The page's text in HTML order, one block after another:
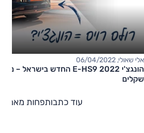
אלי שאולי, 06/04/2022
שקלים
עוד כתבותפחות מאמרים